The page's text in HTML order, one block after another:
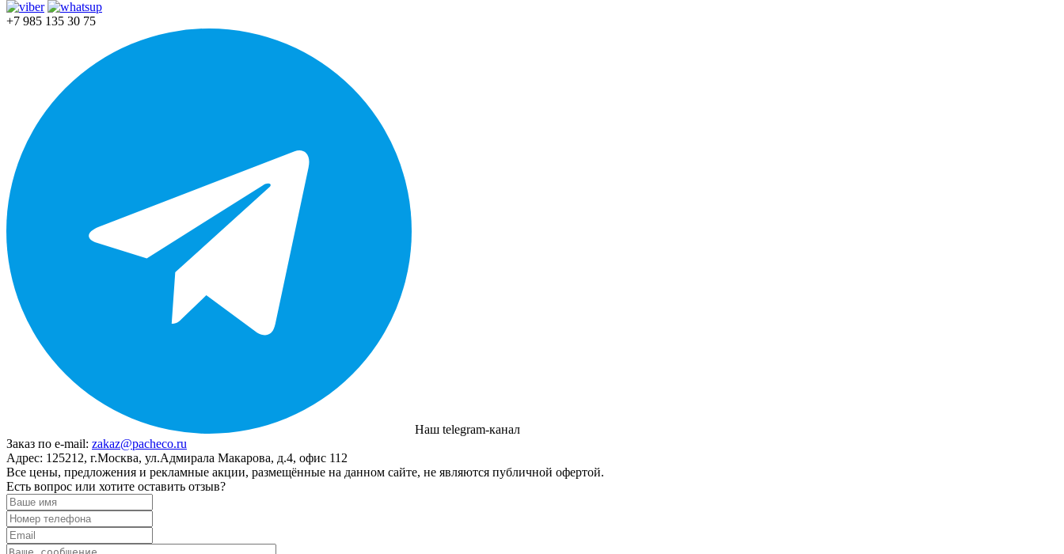
+7 985 135 30 75
Наш telegram-канал
Заказ по e-mail: zakaz@pacheco.ru
Адрес: 125212, г.Москва, ул.Адмирала Макарова, д.4, офис 112
Все цены, предложения и рекламные акции, размещённые на данном сайте, не являются публичной офертой.
Есть вопрос или хотите оставить отзыв?